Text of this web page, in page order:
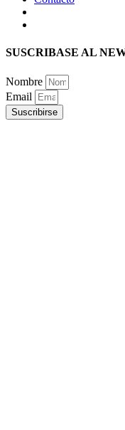
SUSCRIBASE AL
Nombre
Email
Suscribirse